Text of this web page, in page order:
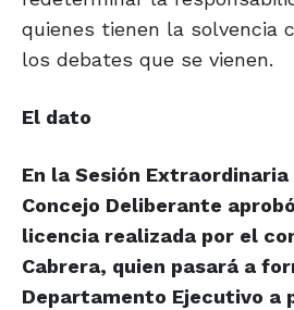
quienes tienen la solvencia
los debates que se vienen.
El dato
En la Sesión Extraordinaria
Concejo Deliberante
licencia realizada por el
Cabrera, quien pasará a
Departamento Ejecutivo a